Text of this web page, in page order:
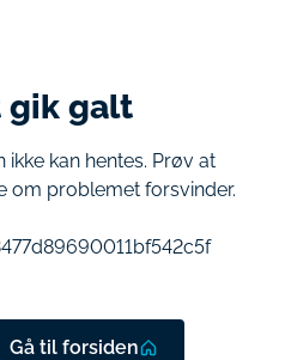
gik galt
ikke kan hentes. Prøv at
om problemet forsvinder.
Gå til forsiden